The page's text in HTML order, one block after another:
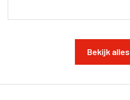
Bekijk alles